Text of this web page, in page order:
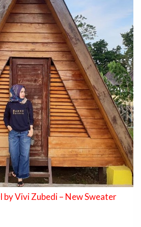
by Vivi Zubedi – New Sweater